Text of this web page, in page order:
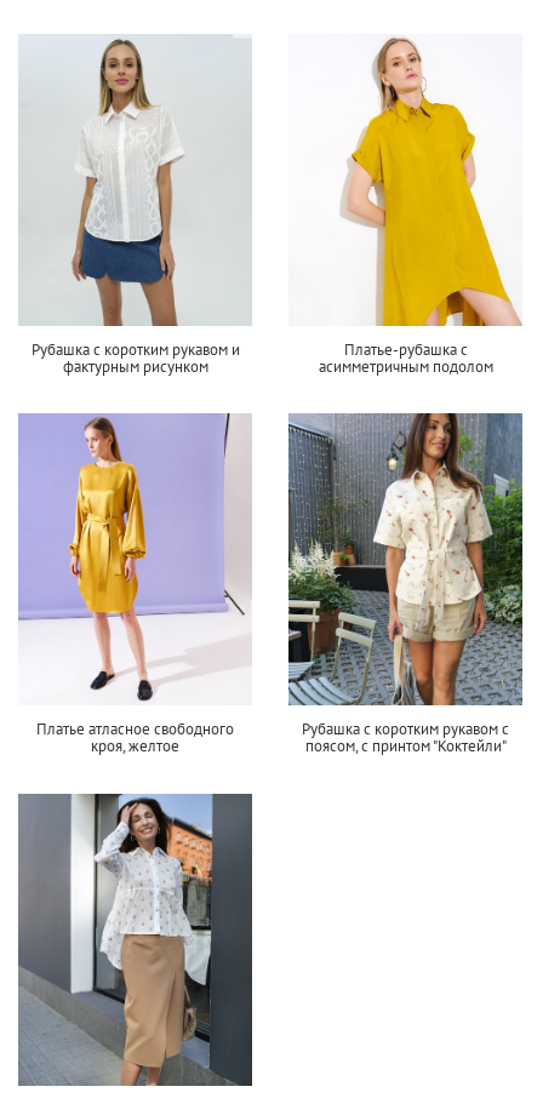
Рубашка с коротким рукавом и
фактурным рисунком
Платье-рубашка с
асимметричным подолом
Платье атласное свободного
кроя, желтое
Рубашка с коротким рукавом с
поясом, с принтом "Коктейли"